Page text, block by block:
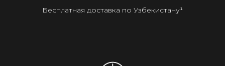
Бесплатная доставка по Узбекистану¹